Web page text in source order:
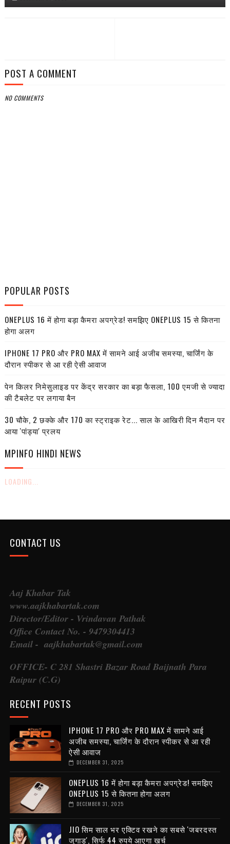
POST A COMMENT
NO COMMENTS
POPULAR POSTS
ONEPLUS 16 में होगा बड़ा कैमरा अपग्रेड! समझिए ONEPLUS 15 से कितना
होगा अलग
IPHONE 17 PRO और PRO MAX में सामने आई अजीब समस्या, चार्जिंग के
दौरान स्पीकर से आ रही ऐसी आवाज
पेन किलर निमेसुलाइड पर केंद्र सरकार का बड़ा फैसला, 100 एमजी से ज्यादा
की टैबलेट पर लगाया बैन
30 चौके, 2 छक्के और 170 का स्ट्राइक रेट... साल के आखिरी दिन मैदान पर
आया 'पांड्या' प्रलय
MPINFO HINDI NEWS
LOADING...
CONTACT US
Aaj Khabar Tak
www.aajkhabartak.com
Director/Editor - Vrindavan Pathak
Office Contact No. - 9479304413
Email - aajkhabartak@gmail.com
OFFICE- C 281 Shastri Bazar Road Baijnath Para
Raipur (C.G)
RECENT POSTS
IPHONE 17 PRO और PRO MAX में सामने आई
अजीब समस्या, चार्जिंग के दौरान स्पीकर से आ रही
ऐसी आवाज
DECEMBER 31, 2025
ONEPLUS 16 में होगा बड़ा कैमरा अपग्रेड! समझिए
ONEPLUS 15 से कितना होगा अलग
DECEMBER 31, 2025
JIO सिम साल भर एक्टिव रखने का सबसे 'जबरदस्त
जुगाड़', सिर्फ 44 रुपये आएगा खर्च